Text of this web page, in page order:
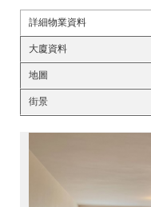
詳細物業資料
大廈資料
地圖
街景